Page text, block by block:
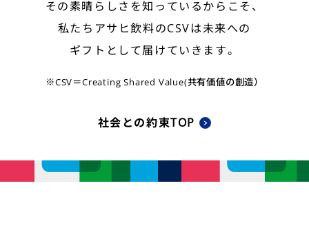
その素晴らしさを知っているからこそ、
私たちアサヒ飲料のCSVは未来への
ギフトとして届けていきます。
※CSV＝Creating Shared Value(共有価値の創造）
社会との約束TOP